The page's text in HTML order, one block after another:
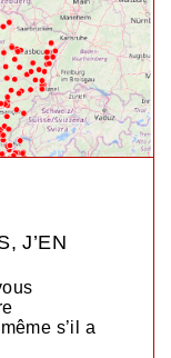
J’EN
s’il a